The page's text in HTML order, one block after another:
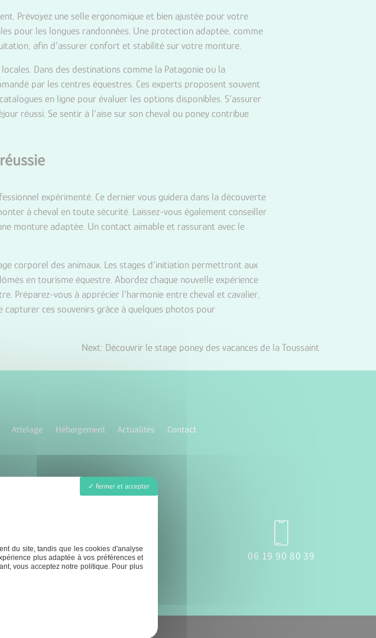
Prévoyez une selle ergonomique et bien ajustée pour votre
pour les longues randonnées. Une protection adaptée, comme
afin d’assurer confort et stabilité sur votre monture.
Dans des destinations comme la Patagonie ou la
par les centres équestres. Ces experts proposent souvent
en ligne pour évaluer les options disponibles. S’assurer
réussi. Se sentir à l’aise sur son cheval ou poney contribue
expérimenté. Ce dernier vous guidera dans la découverte
à cheval en toute sécurité. Laissez-vous également conseiller
monture adaptée. Un contact aimable et rassurant avec le
corporel des animaux. Les stages d’initiation permettront aux
en tourisme équestre. Abordez chaque nouvelle expérience
Préparez-vous à apprécier l’harmonie entre cheval et cavalier,
capturer ces souvenirs grâce à quelques photos pour
Next: Découvrir le stage poney des vacances de la Toussaint
Attelage Hébergement Actualités Contact
contact@ecurie-du-teron.fr 06 19 90 80 39
Fermer et accepter
du site, tandis que les cookies d'analyse
plus adaptée à vos préférences et
vous acceptez notre politique. Pour plus